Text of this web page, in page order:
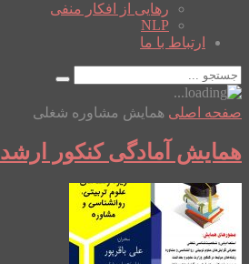
رهایی از افکار منفی
NLP
ارتباط با ما
صفحه اصلی همایش مشاوره شغلی
همایش آمادگی کنکور ارشد